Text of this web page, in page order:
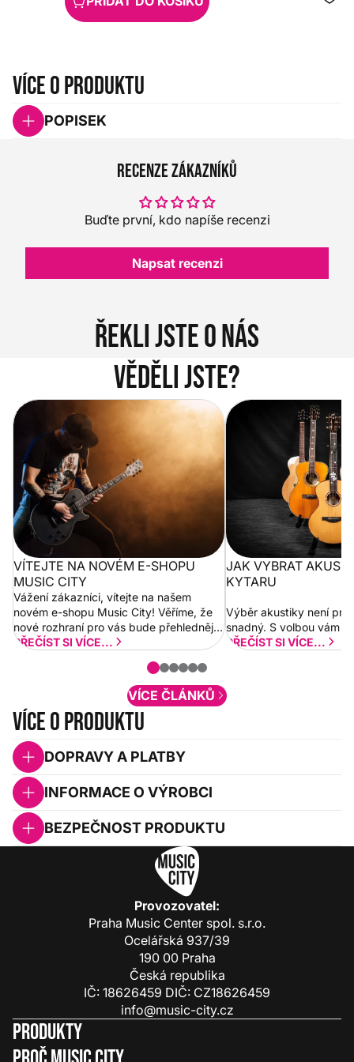
Více o produktu
POPISEK
Recenze zákazníků
Buďte první, kdo napíše recenzi
Napsat recenzi
Řekli jste o nás
Věděli jste?
Vítejte na novém e-shopu Music
City
VÍTEJTE NA NOVÉM E-SHOPU
MUSIC CITY
Vážení zákazníci, vítejte na našem
novém e-shopu Music City! Věříme, že
nové rozhraní pro vás bude přehlednější
a rychlejší. Postupně budeme přidávat
PŘEČÍST SI VÍCE...
Jak vybrat
JAK VYBRAT
KYTARU
Výběr akustiky není pro
snadný. S volbou vám
PŘEČÍST SI VÍCE...
VÍCE ČLÁNKŮ
Více o produktu
DOPRAVY A PLATBY
INFORMACE O VÝROBCI
BEZPEČNOST PRODUKTU
Provozovatel:
Praha Music Center spol. s.r.o.
Ocelářská 937/39
190 00 Praha
Česká republika
IČ: 18626459 DIČ: CZ18626459
info@music-city.cz
Produkty